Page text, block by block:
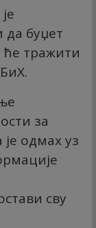
да буџет
тражити
за
је одмах уз
сву